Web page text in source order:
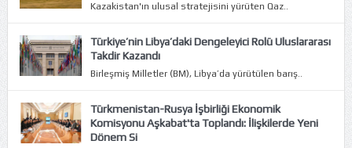
Kazakistan'ın ulusal stratejisini yürüten Qaz..
Türkiye’nin Libya’daki Dengeleyici Rolü Uluslararası
Takdir Kazandı
Birleşmiş Milletler (BM), Libya’da yürütülen barış..
Türkmenistan-Rusya İşbirliği Ekonomik
Komisyonu Aşkabat'ta Toplandı: İlişkilerde Yeni
Dönem Si